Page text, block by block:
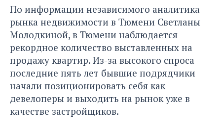
По информации независимого аналитика
рынка недвижимости в Тюмени Светланы
Молодкиной, в Тюмени наблюдается
рекордное количество выставленных на
продажу квартир. Из-за высокого спроса
последние пять лет бывшие подрядчики
начали позиционировать себя как
девелоперы и выходить на рынок уже в
качестве застройщиков.